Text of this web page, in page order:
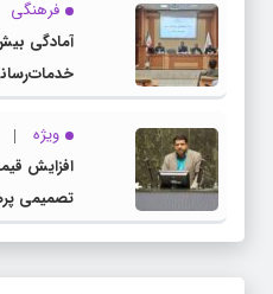
مدیرکل
فرهنگی
شهرستان
ویژه
افزایش
تصمیمی
قاچاق